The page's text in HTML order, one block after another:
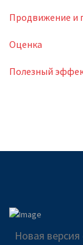
Продвижение и
Оценка
Полезный
Новая